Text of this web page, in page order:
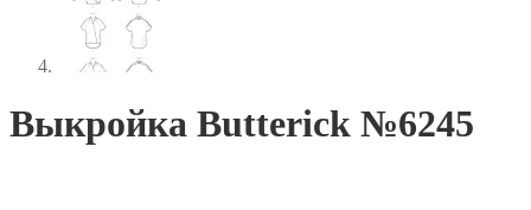
Выкройка Butterick №6245